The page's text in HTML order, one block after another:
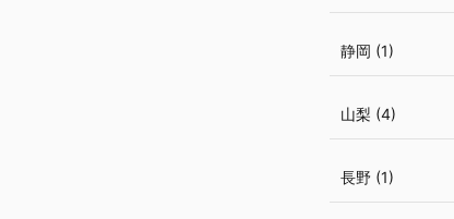
静岡 (1)
山梨 (4)
長野 (1)